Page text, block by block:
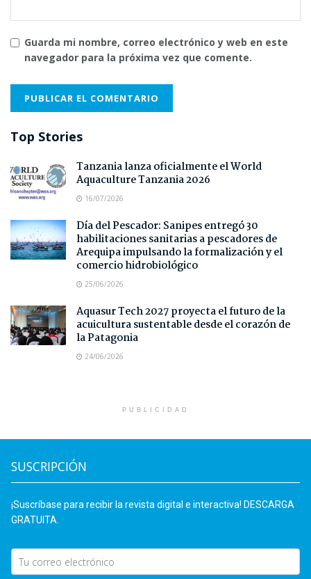
Guarda mi nombre, correo electrónico y web en este
navegador para la próxima vez que comente.
Top Stories
Tanzania lanza oficialmente el World
Aquaculture Tanzania 2026
16/07/2026
Día del Pescador: Sanipes entregó 30
habilitaciones sanitarias a pescadores de
Arequipa impulsando la formalización y el
comercio hidrobiológico
25/06/2026
Aquasur Tech 2027 proyecta el futuro de la
acuicultura sustentable desde el corazón de
la Patagonia
24/06/2026
PUBLICIDAD
SUSCRIPCIÓN
¡Suscríbase para recibir la revista digital e interactiva! DESCARGA
GRATUITA.